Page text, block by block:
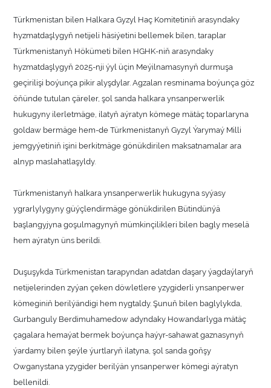
Türkmenistan bilen Halkara Gyzyl Haç Komitetiniň arasyndaky
hyzmatdaşlygyň netijeli häsiýetini bellemek bilen, taraplar
Türkmenistanyň Hökümeti bilen HGHK-niň arasyndaky
hyzmatdaşlygyň 2025-nji ýyl üçin Meýilnamasynyň durmuşa
geçirilişi boýunça pikir alyşdylar. Agzalan resminama boýunça göz
öňünde tutulan çäreler, şol sanda halkara ynsanperwerlik
hukugyny ilerletmäge, ilatyň aýratyn kömege mätäç toparlaryna
goldaw bermäge hem-de Türkmenistanyň Gyzyl Ýarymaý Milli
jemgyýetiniň işini berkitmäge gönükdirilen maksatnamalar ara
alnyp maslahatlaşyldy.
Türkmenistanyň halkara ynsanperwerlik hukugyna syýasy
ygrarlylygyny güýçlendirmäge gönükdirilen Bütindünýä
başlangyjyna goşulmagynyň mümkinçilikleri bilen bagly meselä
hem aýratyn üns berildi.
Duşuşykda Türkmenistan tarapyndan adatdan daşary ýagdaýlaryň
netijelerinden zyýan çeken döwletlere yzygiderli ynsanperwer
kömeginiň berilýändigi hem nygtaldy. Şunuň bilen baglylykda,
Gurbanguly Berdimuhamedow adyndaky Howandarlyga mätäç
çagalara hemaýat bermek boýunça haýyr-sahawat gaznasynyň
ýardamy bilen şeýle ýurtlaryň ilatyna, şol sanda goňşy
Owganystana yzygider berilýän ynsanperwer kömegi aýratyn
bellenildi.